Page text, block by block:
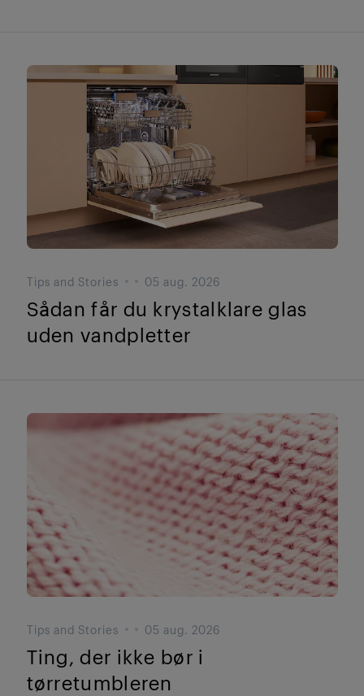
Tips and Stories 05 aug. 2026
Sådan får du krystalklare glas
uden vandpletter
Tips and Stories 05 aug. 2026
Ting, der ikke bør i
tørretumbleren